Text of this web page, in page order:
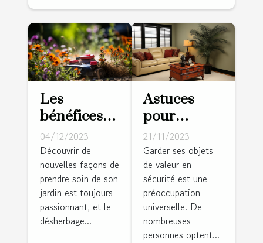
Les
bénéfices
du
désherbage
thermique
pour votre
jardin
04/12/2023
Découvrir de
nouvelles façons de
prendre soin de son
jardin est toujours
passionnant, et le
désherbage...
Astuces
pour
dissimuler
un coffre-
fort dans
votre salle
de séjour
21/11/2023
Garder ses objets
de valeur en
sécurité est une
préoccupation
universelle. De
nombreuses
personnes optent...